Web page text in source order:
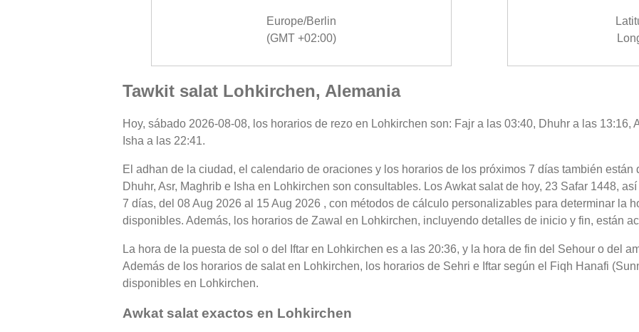
Europe/Berlin
(GMT +02:00)
Tawkit salat Lohkirchen, Alemania
Hoy, sábado 2026-08-08, los horarios de rezo en Lohkirchen son: Fajr a las 03:40, Dhuhr a las 13:16,
Isha a las 22:41.
El adhan de la ciudad, el calendario de oraciones y los horarios de los próximos 7 días también están
Dhuhr, Asr, Maghrib e Isha en Lohkirchen son consultables. Los Awkat salat de hoy, 23 Safar 1448,
7 días, del 08 Aug 2026 al 15 Aug 2026 , con métodos de cálculo personalizables para determinar la
disponibles. Además, los horarios de Zawal en Lohkirchen, incluyendo detalles de inicio y fin, están
La hora de la puesta de sol o del Iftar en Lohkirchen es a las 20:36, y la hora de fin del Sehour o del
Además de los horarios de salat en Lohkirchen, los horarios de Sehri e Iftar según el Fiqh Hanafi
disponibles en Lohkirchen.
Awkat salat exactos en Lohkirchen